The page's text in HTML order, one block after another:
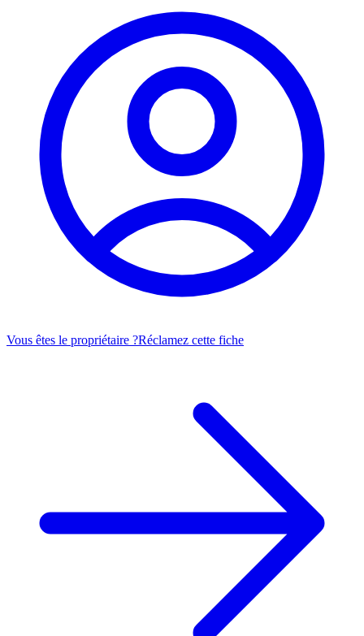
Vous êtes le propriétaire ?Réclamez cette fiche